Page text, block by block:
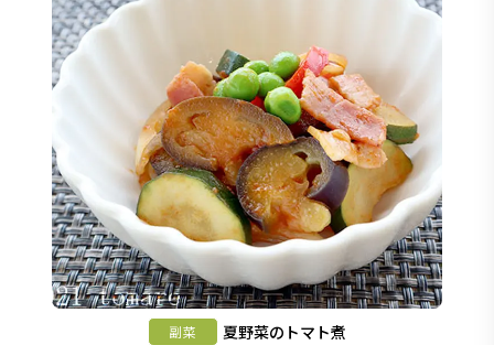
副菜 夏野菜のトマト煮